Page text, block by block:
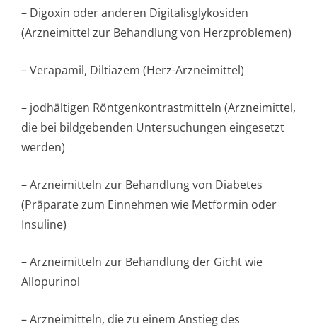
– Digoxin oder anderen Digitalisglykosiden
(Arzneimittel zur Behandlung von Herzproblemen)
– Verapamil, Diltiazem (Herz-Arzneimittel)
– jodhältigen Röntgenkontras­tmitteln (Arzneimittel,
die bei bildgebenden Untersuchungen eingesetzt
werden)
– Arzneimitteln zur Behandlung von Diabetes
(Präparate zum Einnehmen wie Metformin oder
Insuline)
– Arzneimitteln zur Behandlung der Gicht wie
Allopurinol
– Arzneimitteln, die zu einem Anstieg des